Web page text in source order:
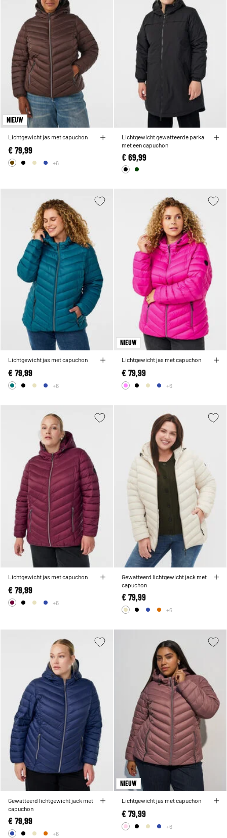
NIEUW
Lichtgewicht jas met capuchon
€ 79,99
+6
Lichtgewicht gewatteerde parka
met een capuchon
€ 69,99
Lichtgewicht jas met capuchon
€ 79,99
+6
NIEUW
Lichtgewicht jas met capuchon
€ 79,99
+6
Lichtgewicht jas met capuchon
€ 79,99
+6
Gewatteerd lichtgewicht jack met
capuchon
€ 79,99
+6
Gewatteerd lichtgewicht jack met
capuchon
€ 79,99
+6
NIEUW
Lichtgewicht jas met capuchon
€ 79,99
+6